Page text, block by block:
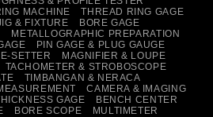
MACHINE
THREAD RING GAGE
& FIXTURE
BORE GAGE
METALLOGRAPHIC PREPARATION
PIN GAGE & PLUG GAUGE
SETTER
MAGNIFIER & LOUPE
TACHOMETER & STROBOSCOPE
TIMBANGAN & NERACA
CAMERA & IMAGING
GAGE
BENCH CENTER
BORE SCOPE
MULTIMETER